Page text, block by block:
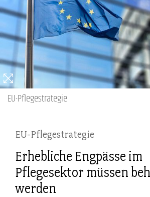
EU-Pflegestrategie
EU-Pflegestrategie
Erhebliche Engpässe im
Pflegesektor müssen
werden